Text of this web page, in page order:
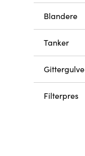
Blandere
Tanker
Gittergulve
Filterpres